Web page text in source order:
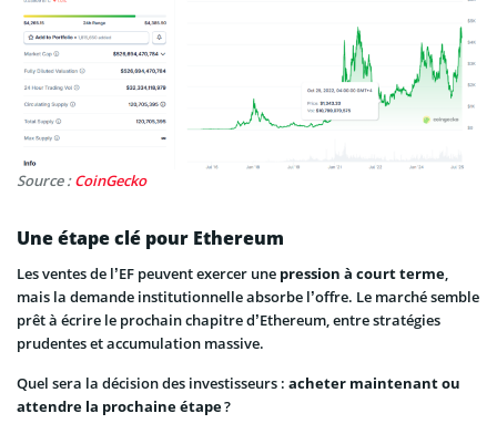
Source :CoinGecko
Une étape clé pour Ethereum
Les ventes de l’EF peuvent exercer une pression à court terme,
mais la demande institutionnelle absorbe l’offre. Le marché semble
prêt à écrire le prochain chapitre d’Ethereum, entre stratégies
prudentes et accumulation massive.
Quel sera la décision des investisseurs : acheter maintenant ou
attendre la prochaine étape?